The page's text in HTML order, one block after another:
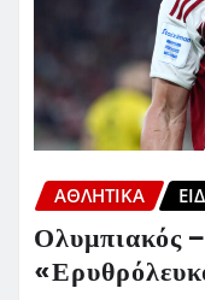
ΑΘΛΗΤΙΚΑ
Ολυμπιακός